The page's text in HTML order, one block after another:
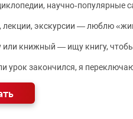
лекции, экскурсии — люблю
или книжный — ищу книгу,
урок закончился, я